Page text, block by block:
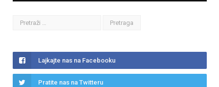
Lajkajte nas na Facebooku
Pratite nas na Twitteru